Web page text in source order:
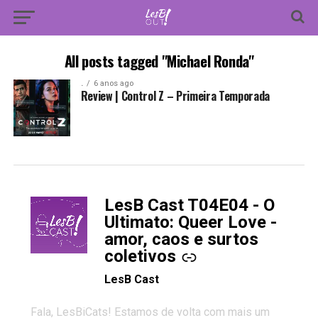
All posts tagged "Michael Ronda"
. 6 anos ago
Review | Control Z – Primeira Temporada
LesB Cast T04E04 - O
Ultimato: Queer Love -
amor, caos e surtos
coletivos
-
LesB Cast
Fala, LesBiCats! Estamos de volta com mais um